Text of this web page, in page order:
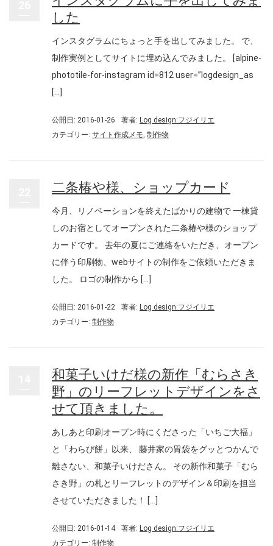
した
インスタグラムにちょっと手を出してみました。 で、
制作実例としてサイトに埋め込んでみました。 [alpine-
phototile-for-instagram id=812 user=”logdesign_as
[…]
公開日: 2016-01-26 著者: Log design:フジイリエ
カテゴリー: サイト作成メモ, 制作物
二条椿や様、ショップカード
今月、リノベーションを終えたばかりの建物で 一棟貸
しのお宿としてオープンされた二条椿や様のショップ
カードです。 去年の夏にご連絡をいただき、オープン
に伴う印刷物、webサイトの制作をご依頼いただきま
した。 ロゴの制作から […]
公開日: 2016-01-22 著者: Log design:フジイリエ
カテゴリー: 制作物
和菓子いけだ様の新作「むらさき
野」のリーフレットデザインをさ
せて頂きました。
あしあと印刷オープン時にくださった「いちご大福」
と「わらび餅」以来、 藤井家の胃袋をグッとつかんで
離さない、和菓子いけださん。 その新作和菓子「むら
さき野」の札とリーフレットのデザイン＆印刷を担当
させていただきました！ […]
公開日: 2016-01-14 著者: Log design:フジイリエ
カテゴリー: 制作物